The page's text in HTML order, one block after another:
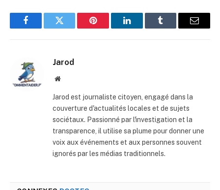
FacebookTwitter Pinterest LinkedInTumblr
E-
Jarod
Site
Jarod est journaliste citoyen, engagé dans la
couverture d'actualités locales et de sujets
sociétaux. Passionné par l'investigation et la
transparence, il utilise sa plume pour donner une
voix aux événements et aux personnes souvent
ignorés par les médias traditionnels.